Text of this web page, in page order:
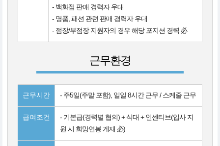
- 백화점 판매 경력자 우대
- 명품, 패션 관련 판매 경력자 우대
- 점장/부점장 지원자의 경우 해당 포지션 경력 必
근무환경
근무시간 - 주5일(주말 포함), 일일 8시간 근무 / 스케줄 근무
급여조건
- 기본급(경력별 협의) + 식대 + 인센티브(입사 지
원 시 희망연봉 게재 必)